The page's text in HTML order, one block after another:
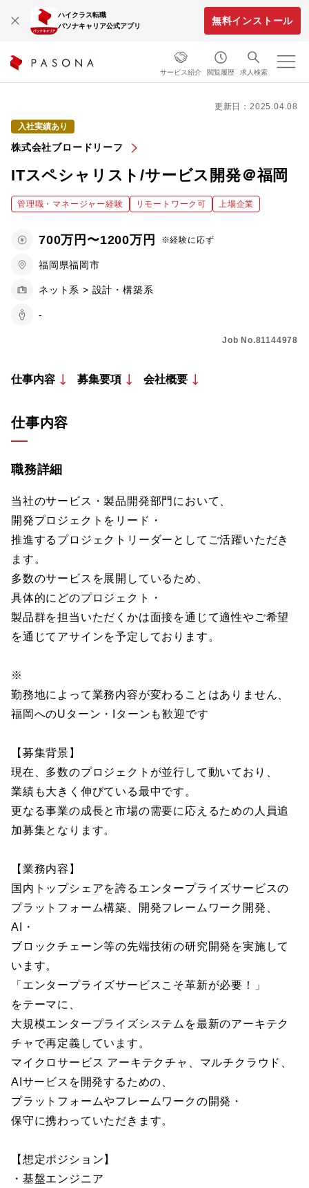
ハイクラス転職
パソナキャリア公式アプリ
無料インストール
サービス紹介 閲覧履歴 求人検索
更新日：2025.04.08
入社実績あり
株式会社ブロードリーフ
ITスペシャリスト/サービス開発＠福岡
管理職・マネージャー経験 リモートワーク可 上場企業
700万円〜1200万円 ※経験に応ず
福岡県福岡市
ネット系 > 設計・構築系
-
Job No.81144978
仕事内容 募集要項 会社概要
仕事内容
職務詳細
当社のサービス・製品開発部門において、
開発プロジェクトをリード・
推進するプロジェクトリーダーとしてご活躍いただき
ます。
多数のサービスを展開しているため、
具体的にどのプロジェクト・
製品群を担当いただくかは面接を通じて適性やご希望
を通じてアサインを予定しております。
※
勤務地によって業務内容が変わることはありません、
福岡へのUターン・Iターンも歓迎です
【募集背景】
現在、多数のプロジェクトが並行して動いており、
業績も大きく伸びている最中です。
更なる事業の成長と市場の需要に応えるための人員追
加募集となります。
【業務内容】
国内トップシェアを誇るエンタープライズサービスの
プラットフォーム構築、開発フレームワーク開発、
AI・
ブロックチェーン等の先端技術の研究開発を実施して
います。
「エンタープライズサービスこそ革新が必要！」
をテーマに、
大規模エンタープライズシステムを最新のアーキテク
チャで再定義しています。
マイクロサービス アーキテクチャ、マルチクラウド、
AIサービスを開発するための、
プラットフォームやフレームワークの開発・
保守に携わっていただきます。
【想定ポジション】
・基盤エンジニア